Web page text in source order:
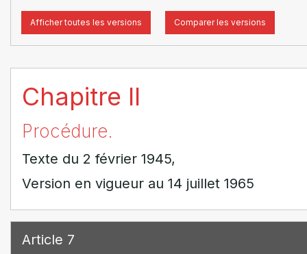
Afficher toutes les versions Comparer les versions
Chapitre II
Procédure.
Texte du 2 février 1945,
Version en vigueur au 14 juillet 1965
Article 7